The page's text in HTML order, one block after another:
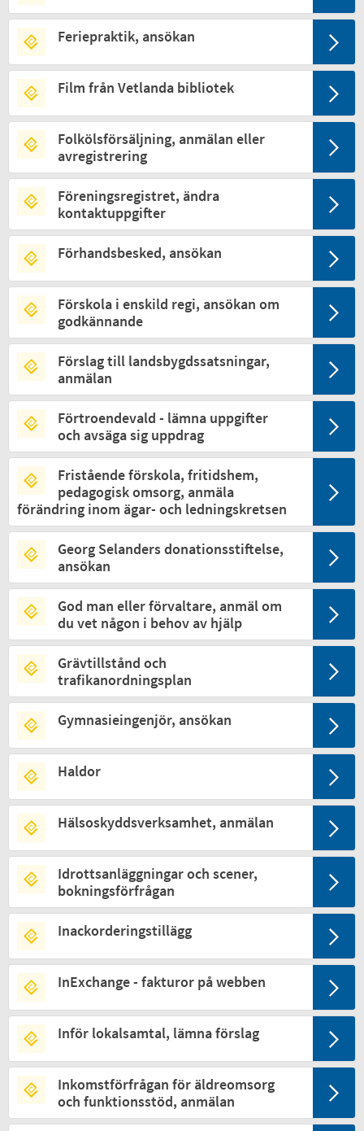
Feriepraktik, ansökan
Film från Vetlanda bibliotek
Folkölsförsäljning, anmälan eller
avregistrering
Föreningsregistret, ändra
kontaktuppgifter
Förhandsbesked, ansökan
Förskola i enskild regi, ansökan om
godkännande
Förslag till landsbygdssatsningar,
anmälan
Förtroendevald - lämna uppgifter
och avsäga sig uppdrag
Fristående förskola, fritidshem,
pedagogisk omsorg, anmäla
förändring inom ägar- och ledningskretsen
Georg Selanders donationsstiftelse,
ansökan
God man eller förvaltare, anmäl om
du vet någon i behov av hjälp
Grävtillstånd och
trafikanordningsplan
Gymnasieingenjör, ansökan
Haldor
Hälsoskyddsverksamhet, anmälan
Idrottsanläggningar och scener,
bokningsförfrågan
Inackorderingstillägg
InExchange - fakturor på webben
Inför lokalsamtal, lämna förslag
Inkomstförfrågan för äldreomsorg
och funktionsstöd, anmälan